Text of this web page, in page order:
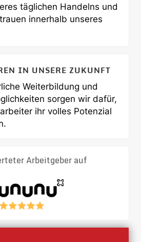
täglichen Handelns und
innerhalb unseres
IN UNSERE ZUKUNFT
Weiterbildung und
sorgen wir dafür,
ihr volles Potenzial
Arbeitgeber auf